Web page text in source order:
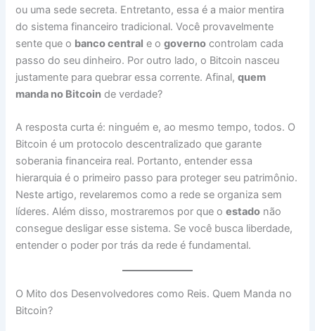
ou uma sede secreta. Entretanto, essa é a maior mentira
do sistema financeiro tradicional. Você provavelmente
sente que o banco central e ogoverno controlam cada
passo do seu dinheiro. Por outro lado, o Bitcoin nasceu
justamente para quebrar essa corrente. Afinal,quem
manda no Bitcoin de verdade?
A resposta curta é: ninguém e, ao mesmo tempo, todos. O
Bitcoin é um protocolo descentralizado que garante
soberania financeira real. Portanto, entender essa
hierarquia é o primeiro passo para proteger seu patrimônio.
Neste artigo, revelaremos como a rede se organiza sem
líderes. Além disso, mostraremos por que oestado não
consegue desligar esse sistema. Se você busca liberdade,
entender o poder por trás da rede é fundamental.
O Mito dos Desenvolvedores como Reis. Quem Manda no
Bitcoin?